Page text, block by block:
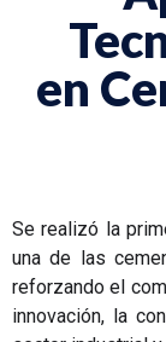
en
Se realizó la
una de las
reforzando el
innovación, la